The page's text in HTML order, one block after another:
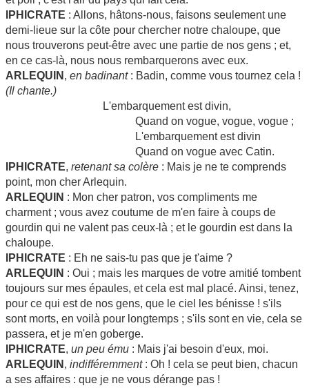
IPHICRATE : Allons, hâtons-nous, faisons seulement une
demi-lieue sur la côte pour chercher notre chaloupe, que
nous trouverons peut-être avec une partie de nos gens ; et,
en ce cas-là, nous nous rembarquerons avec eux.
ARLEQUIN , en badinant: Badin, comme vous tournez cela !
(Il chante.)
L'embarquement est divin,
Quand on vogue, vogue, vogue ;
L'embarquement est divin
Quand on vogue avec Catin.
IPHICRATE, retenant sa colère : Mais je ne te comprends
point, mon cher Arlequin.
ARLEQUIN : Mon cher patron, vos compliments me
charment ; vous avez coutume de m'en faire à coups de
gourdin qui ne valent pas ceux-là ; et le gourdin est dans la
chaloupe.
IPHICRATE : Eh ne sais-tu pas que je t'aime ?
ARLEQUIN : Oui ; mais les marques de votre amitié tombent
toujours sur mes épaules, et cela est mal placé. Ainsi, tenez,
pour ce qui est de nos gens, que le ciel les bénisse ! s'ils
sont morts, en voilà pour longtemps ; s'ils sont en vie, cela se
passera, et je m'en goberge.
IPHICRATE, un peu ému : Mais j'ai besoin d'eux, moi.
ARLEQUIN , indifféremment: Oh ! cela se peut bien, chacun
a ses affaires : que je ne vous dérange pas !